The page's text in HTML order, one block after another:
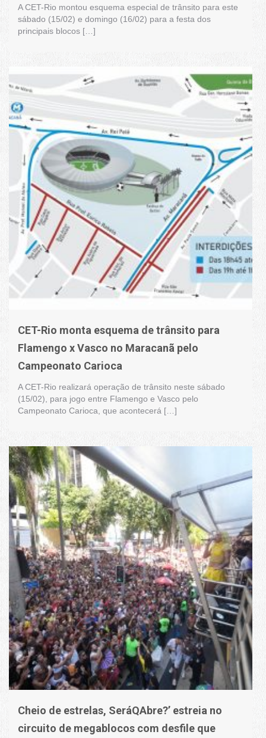
A CET-Rio montou esquema especial de trânsito para este
sábado (15/02) e domingo (16/02) para a festa dos
principais blocos […]
CET-Rio monta esquema de trânsito para
Flamengo x Vasco no Maracanã pelo
Campeonato Carioca
A CET-Rio realizará operação de trânsito neste sábado
(15/02), para jogo entre Flamengo e Vasco pelo
Campeonato Carioca, que acontecerá […]
Cheio de estrelas, SeráQAbre?’ estreia no
circuito de megablocos com desfile que